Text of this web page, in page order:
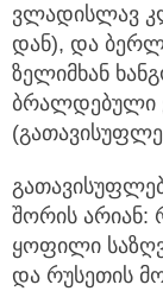
ვლადისლავ
დან), და
ზელიმხან
ბრალდებული
შორის არიან:
ყოფილი
და რუსეთის